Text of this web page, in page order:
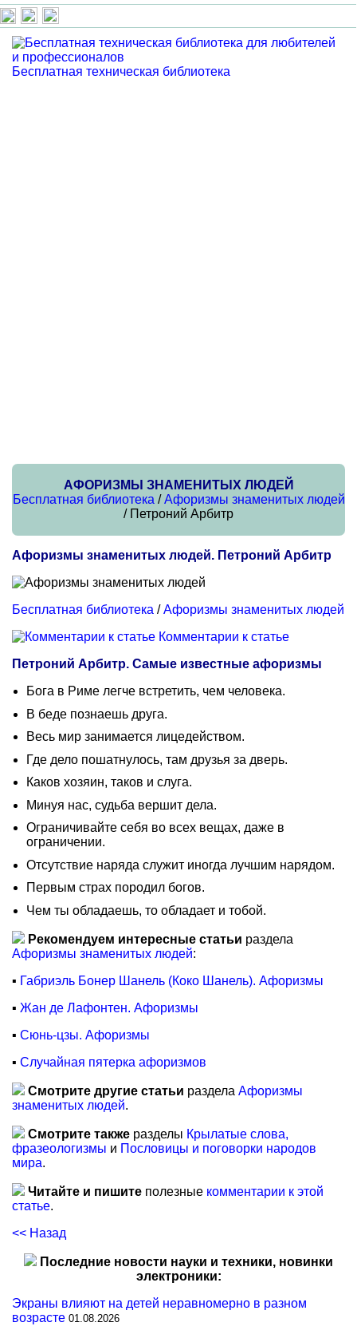
Бесплатная техническая библиотека
АФОРИЗМЫ ЗНАМЕНИТЫХ ЛЮДЕЙ
Бесплатная библиотека /Афоризмы знаменитых людей
/ Петроний Арбитр
Афоризмы знаменитых людей. Петроний Арбитр
Бесплатная библиотека /Афоризмы знаменитых людей
Комментарии к статье
Петроний Арбитр. Самые известные афоризмы
Бога в Риме легче встретить, чем человека.
В беде познаешь друга.
Весь мир занимается лицедейством.
Где дело пошатнулось, там друзья за дверь.
Каков хозяин, таков и слуга.
Минуя нас, судьба вершит дела.
Ограничивайте себя во всех вещах, даже в
ограничении.
Отсутствие наряда служит иногда лучшим нарядом.
Первым страх породил богов.
Чем ты обладаешь, то обладает и тобой.
Рекомендуем интересные статьи раздела
Афоризмы знаменитых людей:
▪ Габриэль Бонер Шанель (Коко Шанель). Афоризмы
▪ Жан де Лафонтен. Афоризмы
▪ Сюнь-цзы. Афоризмы
▪ Случайная пятерка афоризмов
Смотрите другие статьи раздела Афоризмы
знаменитых людей.
Смотрите также разделы Крылатые слова,
фразеологизмы и Пословицы и поговорки народов
мира.
Читайте и пишите полезные комментарии к этой
статье.
<< Назад
Последние новости науки и техники, новинки
электроники:
Экраны влияют на детей неравномерно в разном
возрасте 01.08.2026